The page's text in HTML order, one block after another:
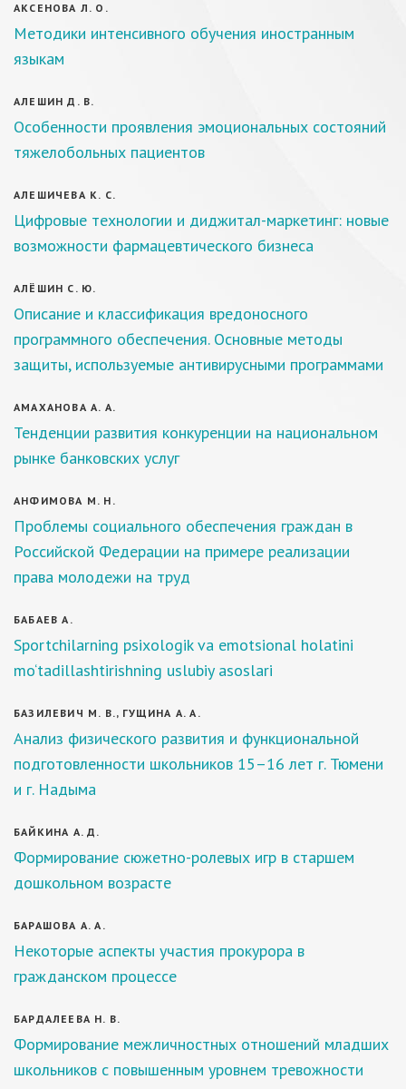
АКСЕНОВА Л. О.
Методики интенсивного обучения иностранным
языкам
АЛЕШИН Д. В.
Особенности проявления эмоциональных состояний
тяжелобольных пациентов
АЛЕШИЧЕВА К. С.
Цифровые технологии и диджитал-маркетинг: новые
возможности фармацевтического бизнеса
АЛЁШИН С. Ю.
Описание и классификация вредоносного
программного обеспечения. Основные методы
защиты, используемые антивирусными программами
АМАХАНОВА А. А.
Тенденции развития конкуренции на национальном
рынке банковских услуг
АНФИМОВА М. Н.
Проблемы социального обеспечения граждан в
Российской Федерации на примере реализации
права молодежи на труд
БАБАЕВ А.
Sportchilarning psixologik va emotsional holatini
mo‘tadillashtirishning uslubiy asoslari
БАЗИЛЕВИЧ М. В., ГУЩИНА А. А.
Анализ физического развития и функциональной
подготовленности школьников 15–16 лет г. Тюмени
и г. Надыма
БАЙКИНА А. Д.
Формирование сюжетно-ролевых игр в старшем
дошкольном возрасте
БАРАШОВА А. А.
Некоторые аспекты участия прокурора в
гражданском процессе
БАРДАЛЕЕВА Н. В.
Формирование межличностных отношений младших
школьников с повышенным уровнем тревожности